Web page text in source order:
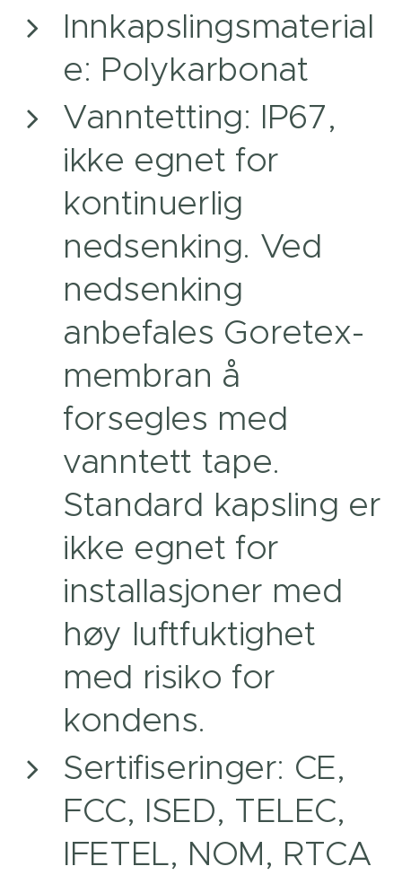
Innkapslingsmaterial
e: Polykarbonat
Vanntetting: IP67,
ikke egnet for
kontinuerlig
nedsenking. Ved
nedsenking
anbefales Goretex-
membran å
forsegles med
vanntett tape.
Standard kapsling er
ikke egnet for
installasjoner med
høy luftfuktighet
med risiko for
kondens.
Sertifiseringer: CE,
FCC, ISED, TELEC,
IFETEL, NOM, RTCA